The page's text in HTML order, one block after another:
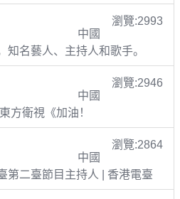
瀏覽:2993
中國
知名藝人、主持人和歌手。
瀏覽:2946
中國
方衛視《加油！
瀏覽:2864
中國
第二臺節目主持人 | 香港電臺